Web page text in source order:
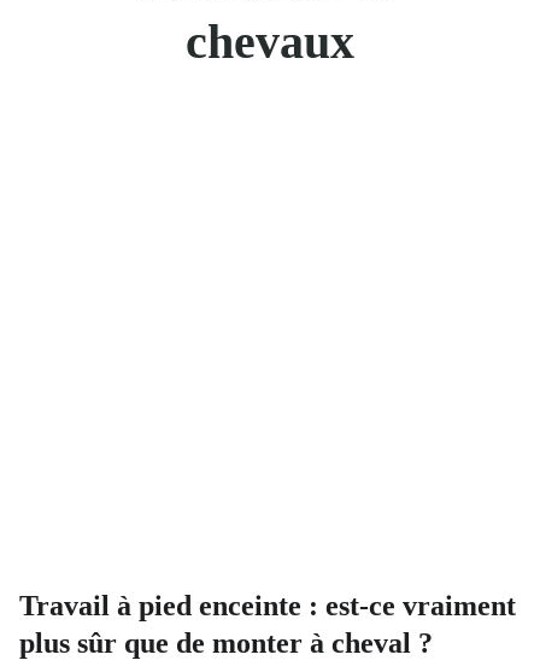
chevaux
Travail à pied enceinte : est-ce vraiment
plus sûr que de monter à cheval ?